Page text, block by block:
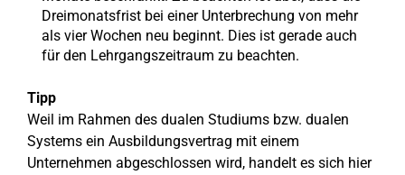
Dreimonatsfrist bei einer Unterbrechung von mehr
als vier Wochen neu beginnt. Dies ist gerade auch
für den Lehrgangszeitraum zu beachten.
Tipp
Weil im Rahmen des dualen Studiums bzw. dualen
Systems ein Ausbildungsvertrag mit einem
Unternehmen abgeschlossen wird, handelt es sich hier